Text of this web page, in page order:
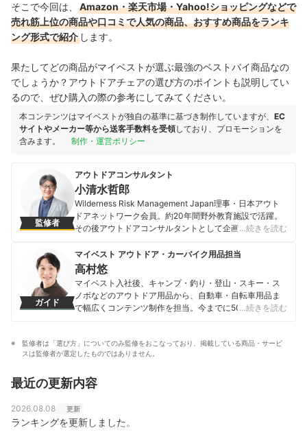
そこで今回は、
Amazon・楽天市場・Yahoo!ショッピングなどで
売れ筋上位の商品や口コミで人気の商品、おすすめ商品をランキ
ング形式で紹介 します。
果たしてどの商品がマイベストが選ぶ最強のベストバイ商品なの
でしょうか？アウトドアチェアの選び方のポイントも説明してい
るので、ぜひ購入の際の参考にしてみてください。
本コンテンツはマイベストが独自の基準に基づき制作していますが、 EC
サイトやメーカー等から送客手数料を受領しており、プロモーションを
含みます。
制作・運営ポリシー
監修者
アウトドアコンサルタント
小清水哲郎
Wilderness Risk Management Japan理事・日本アウト
ドアネットワーク会員。約20年間野外教育施設で活躍。
その後アウトドアコンサルタントとして企画・開発をは
経験を活かし、チームビルディング・教育研修も行う。
アウトドアギアの商品検証や、自治体の青少年育成事業
の講師などもつとめる。
小清水哲郎のプロフィール
…続きを読む
ガイド
マイベスト アウトドア・カーバイク用品担当
高村悠
マイベスト入社後、キャンプ・釣り・登山・スキー・ス
ノボなどのアウトドア用品から、自動車・自転車用品ま
で幅広くコンテンツ制作を担当。今までに500以上の商
たりの選択肢を提案すること」をモットーに、コンテン
ツ制作を行なっている。
…続きを読む
監修者は「選び方」についてのみ監修をおこなっており、掲載している商品・サービ
スは監修者が選定したものではありません。
最近の更新内容
2026.08.08 更新
ランキングを更新しました。